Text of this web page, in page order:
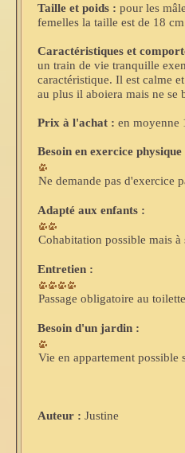
Taille et poids : pour les
femelles la taille est de 18
Caractéristiques et
un train de vie tranquille
caractéristique. Il est calme
au plus il aboiera mais ne se
Prix à l'achat : en moyenne
Besoin en exercice physique
Ne demande pas d'exercice
Adapté aux enfants :
Cohabitation possible mais
Entretien :
Passage obligatoire au
Besoin d'un jardin :
Vie en appartement possible
Auteur : Justine